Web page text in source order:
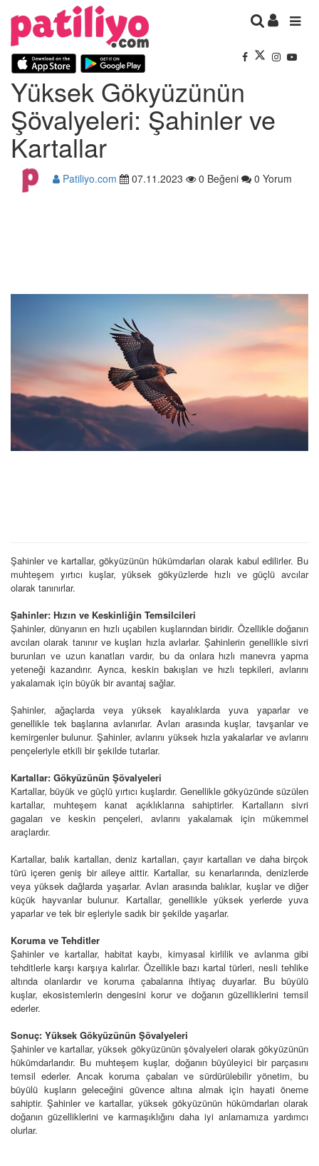
Yüksek Gökyüzünün
Şövalyeleri: Şahinler ve
Kartallar
Patiliyo.com 07.11.2023 0 Beğeni 0 Yorum
Şahinler ve kartallar, gökyüzünün hükümdarları olarak kabul edilirler. Bu
muhteşem yırtıcı kuşlar, yüksek gökyüzlerde hızlı ve güçlü avcılar
olarak tanınırlar.
Şahinler: Hızın ve Keskinliğin Temsilcileri
Şahinler, dünyanın en hızlı uçabilen kuşlarından biridir. Özellikle doğanın
avcıları olarak tanınır ve kuşları hızla avlarlar. Şahinlerin genellikle sivri
burunları ve uzun kanatları vardır, bu da onlara hızlı manevra yapma
yeteneği kazandırır. Ayrıca, keskin bakışları ve hızlı tepkileri, avlarını
yakalamak için büyük bir avantaj sağlar.
Şahinler, ağaçlarda veya yüksek kayalıklarda yuva yaparlar ve
genellikle tek başlarına avlanırlar. Avları arasında kuşlar, tavşanlar ve
kemirgenler bulunur. Şahinler, avlarını yüksek hızla yakalarlar ve avlarını
pençeleriyle etkili bir şekilde tutarlar.
Kartallar: Gökyüzünün Şövalyeleri
Kartallar, büyük ve güçlü yırtıcı kuşlardır. Genellikle gökyüzünde süzülen
kartallar, muhteşem kanat açıklıklarına sahiptirler. Kartalların sivri
gagaları ve keskin pençeleri, avlarını yakalamak için mükemmel
araçlardır.
Kartallar, balık kartalları, deniz kartalları, çayır kartalları ve daha birçok
türü içeren geniş bir aileye aittir. Kartallar, su kenarlarında, denizlerde
veya yüksek dağlarda yaşarlar. Avları arasında balıklar, kuşlar ve diğer
küçük hayvanlar bulunur. Kartallar, genellikle yüksek yerlerde yuva
yaparlar ve tek bir eşleriyle sadık bir şekilde yaşarlar.
Koruma ve Tehditler
Şahinler ve kartallar, habitat kaybı, kimyasal kirlilik ve avlanma gibi
tehditlerle karşı karşıya kalırlar. Özellikle bazı kartal türleri, nesli tehlike
altında olanlardır ve koruma çabalarına ihtiyaç duyarlar. Bu büyülü
kuşlar, ekosistemlerin dengesini korur ve doğanın güzelliklerini temsil
ederler.
Sonuç: Yüksek Gökyüzünün Şövalyeleri
Şahinler ve kartallar, yüksek gökyüzünün şövalyeleri olarak gökyüzünün
hükümdarlarıdır. Bu muhteşem kuşlar, doğanın büyüleyici bir parçasını
temsil ederler. Ancak koruma çabaları ve sürdürülebilir yönetim, bu
büyülü kuşların geleceğini güvence altına almak için hayati öneme
sahiptir. Şahinler ve kartallar, yüksek gökyüzünün hükümdarları olarak
doğanın güzelliklerini ve karmaşıklığını daha iyi anlamamıza yardımcı
olurlar.